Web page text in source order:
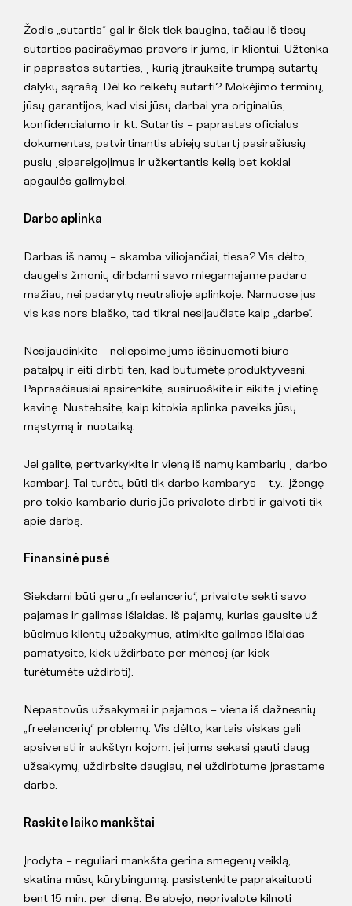
Žodis „sutartis“ gal ir šiek tiek baugina, tačiau iš tiesų
sutarties pasirašymas pravers ir jums, ir klientui. Užtenka
ir paprastos sutarties, į kurią įtrauksite trumpą sutartų
dalykų sąrašą. Dėl ko reikėtų sutarti? Mokėjimo terminų,
jūsų garantijos, kad visi jūsų darbai yra originalūs,
konfidencialumo ir kt. Sutartis – paprastas oficialus
dokumentas, patvirtinantis abiejų sutartį pasirašiusių
pusių įsipareigojimus ir užkertantis kelią bet kokiai
apgaulės galimybei.
Darbo aplinka
Darbas iš namų – skamba viliojančiai, tiesa? Vis dėlto,
daugelis žmonių dirbdami savo miegamajame padaro
mažiau, nei padarytų neutralioje aplinkoje. Namuose jus
vis kas nors blaško, tad tikrai nesijaučiate kaip „darbe“.
Nesijaudinkite – neliepsime jums išsinuomoti biuro
patalpų ir eiti dirbti ten, kad būtumėte produktyvesni.
Paprasčiausiai apsirenkite, susiruoškite ir eikite į vietinę
kavinę. Nustebsite, kaip kitokia aplinka paveiks jūsų
mąstymą ir nuotaiką.
Jei galite, pertvarkykite ir vieną iš namų kambarių į darbo
kambarį. Tai turėtų būti tik darbo kambarys – t.y., įžengę
pro tokio kambario duris jūs privalote dirbti ir galvoti tik
apie darbą.
Finansinė pusė
Siekdami būti geru „freelanceriu“, privalote sekti savo
pajamas ir galimas išlaidas. Iš pajamų, kurias gausite už
būsimus klientų užsakymus, atimkite galimas išlaidas –
pamatysite, kiek uždirbate per mėnesį (ar kiek
turėtumėte uždirbti).
Nepastovūs užsakymai ir pajamos – viena iš dažnesnių
„freelancerių“ problemų. Vis dėlto, kartais viskas gali
apsiversti ir aukštyn kojom: jei jums sekasi gauti daug
užsakymų, uždirbsite daugiau, nei uždirbtume įprastame
darbe.
Raskite laiko mankštai
Įrodyta – reguliari mankšta gerina smegenų veiklą,
skatina mūsų kūrybingumą: pasistenkite paprakaituoti
bent 15 min. per dieną. Be abejo, neprivalote kilnoti